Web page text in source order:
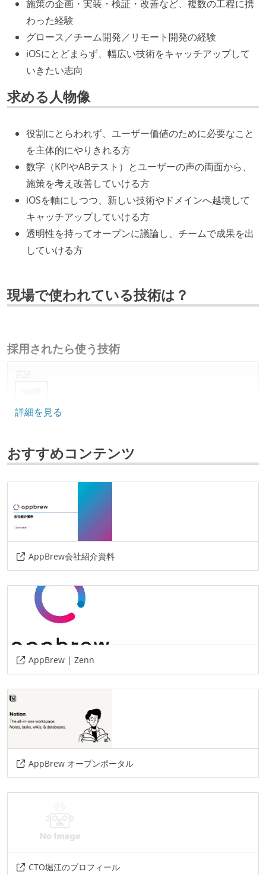
施策の企画・実装・検証・改善など、複数の工程に携
わった経験
グロース／チーム開発／リモート開発の経験
iOSにとどまらず、幅広い技術をキャッチアップして
いきたい志向
求める人物像
役割にとらわれず、ユーザー価値のために必要なこと
を主体的にやりきれる方
数字（KPIやABテスト）とユーザーの声の両面から、
施策を考え改善していける方
iOSを軸にしつつ、新しい技術やドメインへ越境して
キャッチアップしていける方
透明性を持ってオープンに議論し、チームで成果を出
していける方
現場で使われている技術は？
採用されたら使う技術
言語
swift
プロジェクト管理
情報共有ツール
notion
slack
AIツール
claude
その他
redash
elasticsearch swiftui
uikit
rxswift
danger
詳細を見る
おすすめコンテンツ
AppBrew会社紹介資料
AppBrew | Zenn
AppBrew オープンポータル
CTO堀江のプロフィール